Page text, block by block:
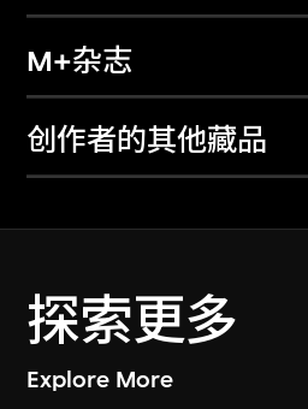
M+杂志
创作者的其他藏品
探索更多
Explore More